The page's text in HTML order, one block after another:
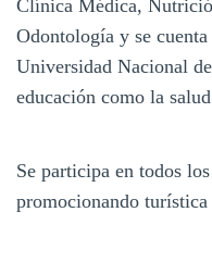
Clínica Médica,
Odontología y se
Universidad Nacional
educación como la
Se participa en todos
promocionando